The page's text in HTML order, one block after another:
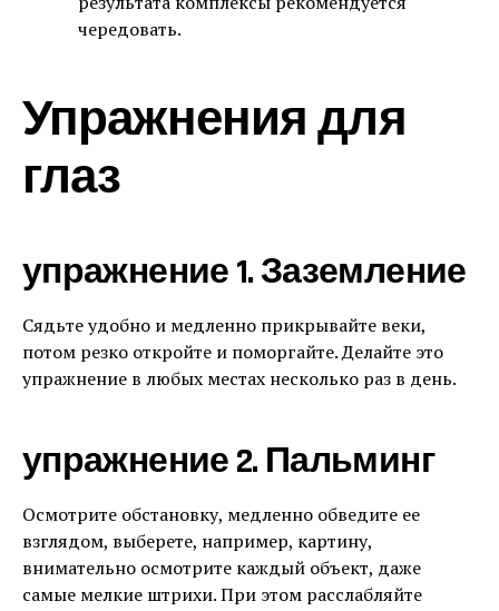
чередовать.
Упражнения для
глаз
упражнение 1. Заземление
Сядьте удобно и медленно прикрывайте веки,
потом резко откройте и поморгайте. Делайте это
упражнение в любых местах несколько раз в день.
упражнение 2. Пальминг
Осмотрите обстановку, медленно обведите ее
взглядом, выберете, например, картину,
внимательно осмотрите каждый объект, даже
самые мелкие штрихи. При этом расслабляйте